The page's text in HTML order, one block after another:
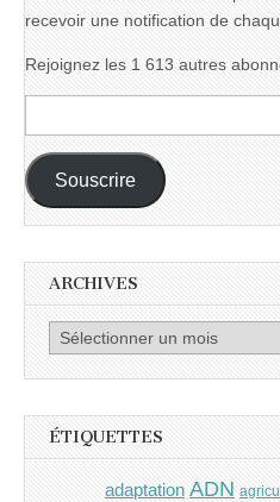
recevoir une notification de
Rejoignez les 1 613 autres
e-
mail :
Souscrire
ARCHIVES
Archives
ÉTIQUETTES
adaptation ADN